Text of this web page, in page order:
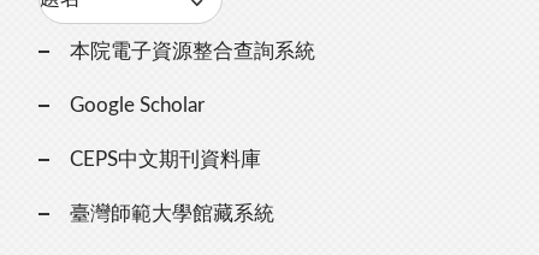
本院電子資源整合查詢系統
Google Scholar
CEPS中文期刊資料庫
臺灣師範大學館藏系統